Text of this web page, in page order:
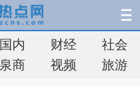
国内 财经
社会
泉商 视频 旅游